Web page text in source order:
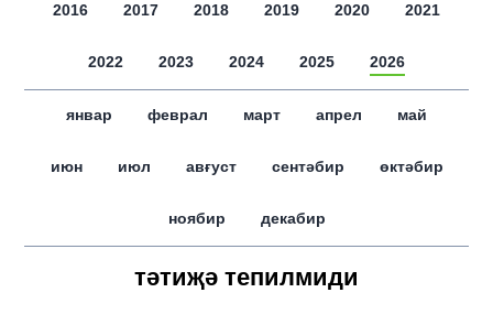
2016 2017 2018 2019 2020 2021
2022 2023 2024 2025 2026
январ феврал март апрел май
июн июл авғуст сентәбир өктәбир
ноябир декабир
тәтиҗә тепилмиди